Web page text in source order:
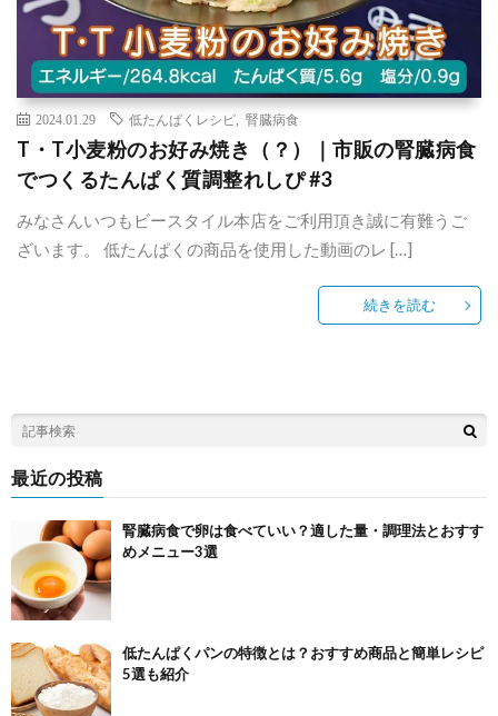
2024.01.29 低たんぱくレシピ 腎臓病食
T・T小麦粉のお好み焼き（？）｜市販の腎臓病食
でつくるたんぱく質調整れしぴ #3
みなさんいつもビースタイル本店をご利用頂き誠に有難うご
ざいます。 低たんぱくの商品を使用した動画のレ […]
続きを読む
最近の投稿
腎臓病食で卵は食べていい？適した量・調理法とおすす
めメニュー3選
低たんぱくパンの特徴とは？おすすめ商品と簡単レシピ
5選も紹介